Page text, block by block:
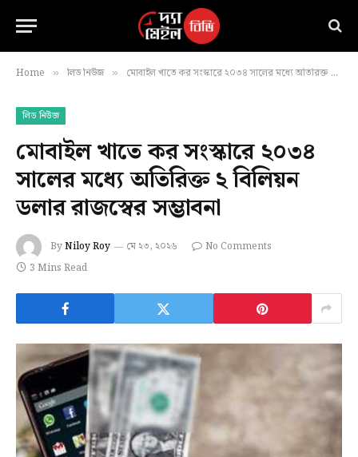
Home » লিড নিউজ » মোবাইল খাতে কর সংস্কারে ২০৩৪ সালের মধ্যে অতিরিক্ত ২ বিলিয়ন ডলার রাজস্বের সম্ভাবনা
লিড নিউজ
মোবাইল খাতে কর সংস্কারে ২০৩৪
সালের মধ্যে অতিরিক্ত ২ বিলিয়ন
ডলার রাজস্বের সম্ভাবনা
ByNiloy Roy মে ২৩, ২০২৬
No Comments
3 Mins Read